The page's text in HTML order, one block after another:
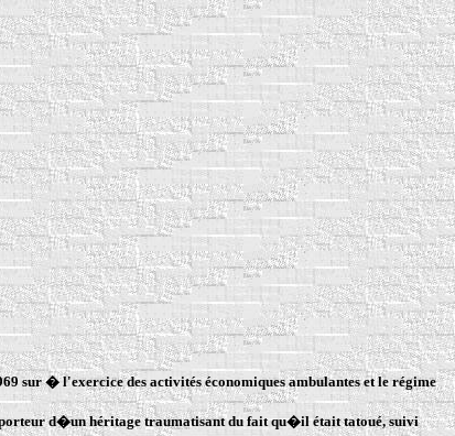
sur � l'exercice des activités économiques ambulantes et le régime
porteur d�un héritage traumatisant du fait qu�il était tatoué, suivi